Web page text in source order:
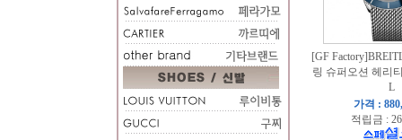
[GF
링 슈퍼오션 헤리
L
가격 :
적립금 :